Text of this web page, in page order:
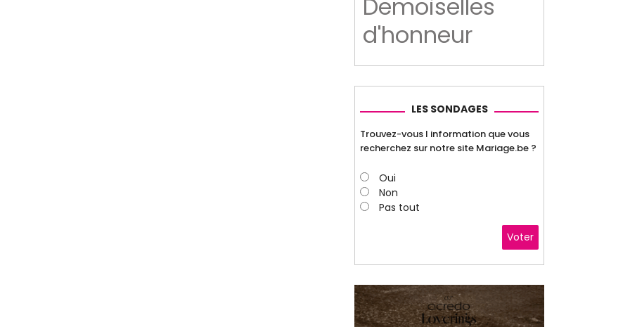
Demoiselles
d'honneur
LES SONDAGES
Trouvez-vous l information que vous
recherchez sur notre site Mariage.be ?
Oui
Non
Pas tout
Voter